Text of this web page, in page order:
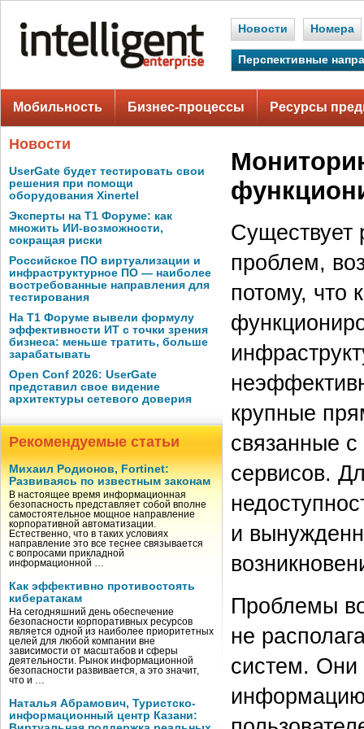
Новости Номера
Перспективные
Мобильность Бизнес-процессы Ресурсы
Новости
UserGate будет тестировать свои
решения при помощи
оборудования Xinertel
Эксперты на Т1 Форуме: как
множить ИИ-возможности,
сокращая риски
Российское ПО виртуализации и
инфраструктурное ПО — наиболее
востребованные направления для
тестирования
На Т1 Форуме вывели формулу
эффективности ИТ с точки зрения
бизнеса: меньше тратить, больше
зарабатывать
Open Conf 2026: UserGate
представил свое видение
архитектуры сетевого доверия
Рекомендуемые статьи
Михаил Родионов, Fortinet:
Развиваясь по известным законам
В настоящее время информационная
безопасность представляет собой вполне
самостоятельное мощное направление
корпоративной автоматизации.
Естественно, что в таких условиях
направление это все теснее связывается
с вопросами прикладной
информационной …
Как эффективно противостоять
кибератакам
На сегодняшний день обеспечение
безопасности корпоративных ресурсов
является одной из наиболее приоритетных
целей для любой компании вне
зависимости от масштабов и сферы
деятельности. Рынок информационной
безопасности развивается, а это значит,
что и …
Наталья Абрамович, Туристско-
информационный центр Казани:
Существует
проблем,
потому, что
крупные
связанные
сервисов.
и
Проблемы
не
систем. Они
информацию